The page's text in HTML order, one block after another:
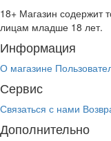
18+ Магазин содержит
лицам младше 18 лет.
Информация
О магазине
Сервис
Связаться с нами
Дополнительно